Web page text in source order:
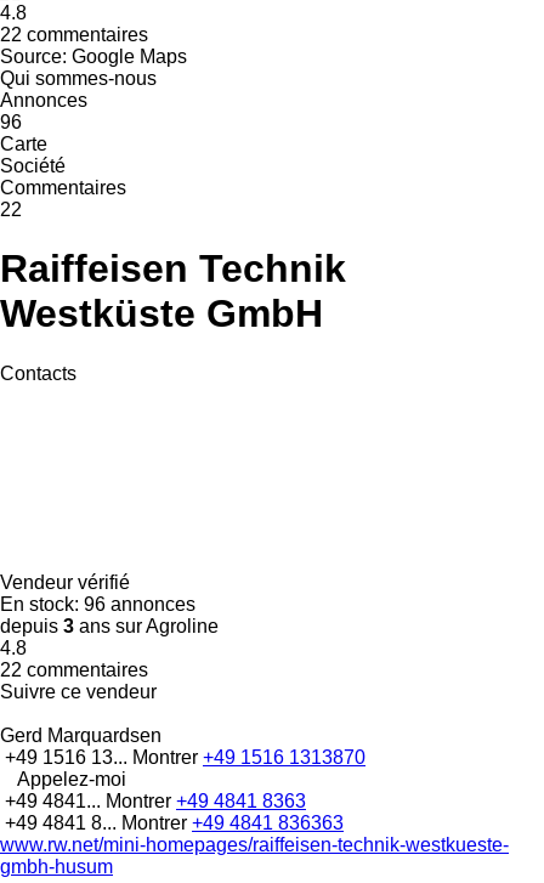
4.8
22 commentaires
Source: Google Maps
Qui sommes-nous
Annonces
96
Carte
Société
Commentaires
22
Raiffeisen Technik
Westküste GmbH
Contacts
Vendeur vérifié
En stock: 96 annonces
depuis 3 ans sur Agroline
4.8
22 commentaires
Suivre ce vendeur
Gerd Marquardsen
+49 1516 13... Montrer +49 1516 1313870
Appelez-moi
+49 4841... Montrer +49 4841 8363
+49 4841 8... Montrer +49 4841 836363
www.rw.net/mini-homepages/raiffeisen-technik-westkueste-
gmbh-husum